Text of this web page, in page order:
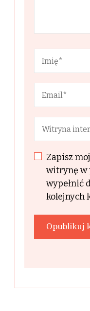
Zapisz
witrynę w
wypełnić
kolejnych